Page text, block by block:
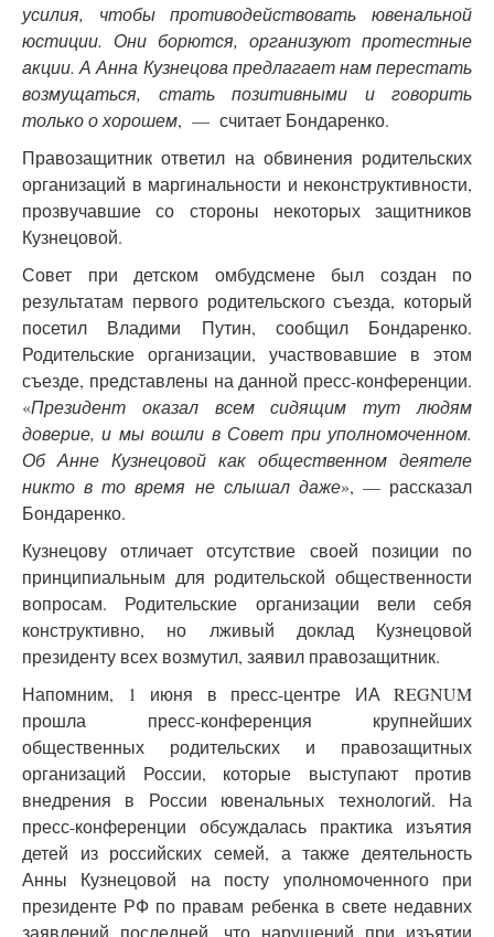
усилия, чтобы противодействовать ювенальной
юстиции. Они борются, организуют протестные
акции. А Анна Кузнецова предлагает нам перестать
возмущаться, стать позитивными и говорить
только о хорошем, — считает Бондаренко.
Правозащитник ответил на обвинения родительских
организаций в маргинальности и неконструктивности,
прозвучавшие со стороны некоторых защитников
Кузнецовой.
Совет при детском омбудсмене был создан по
результатам первого родительского съезда, который
посетил Владими Путин, сообщил Бондаренко.
Родительские организации, участвовавшие в этом
съезде, представлены на данной пресс-конференции.
«Президент оказал всем сидящим тут людям
доверие, и мы вошли в Совет при уполномоченном.
Об Анне Кузнецовой как общественном деятеле
никто в то время не слышал даже», — рассказал
Бондаренко.
Кузнецову отличает отсутствие своей позиции по
принципиальным для родительской общественности
вопросам. Родительские организации вели себя
конструктивно, но лживый доклад Кузнецовой
президенту всех возмутил, заявил правозащитник.
Напомним, 1 июня в пресс-центре ИА REGNUM
прошла пресс-конференция крупнейших
общественных родительских и правозащитных
организаций России, которые выступают против
внедрения в России ювенальных технологий. На
пресс-конференции обсуждалась практика изъятия
детей из российских семей, а также деятельность
Анны Кузнецовой на посту уполномоченного при
президенте РФ по правам ребенка в свете недавних
заявлений последней, что нарушений при изъятии